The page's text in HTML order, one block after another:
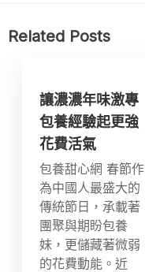
Related Posts
讓濃濃年味激專
包養經驗起更強
花費活氣
包養甜心網 春節作
為中國人最盛大的
傳統節日，承載著
團聚與期盼包養
妹，更儲藏著微弱
的花費動能。近